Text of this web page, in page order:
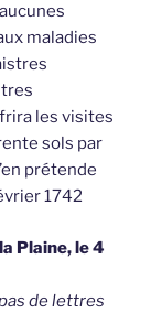
maladies
les visites
sols par
prétende
1742
Plaine, le 4
de lettres